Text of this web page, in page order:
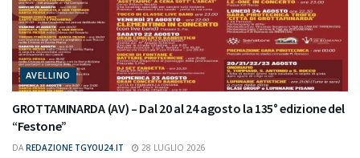
AVELLINO
GROTTAMINARDA (AV) – Dal 20 al 24 agosto la 135° edizione del
“Festone”
DA REDAZIONE TGYOU24.IT 28 LUGLIO 2026